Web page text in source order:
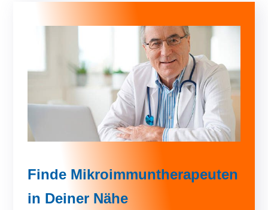
Finde Mikroimmuntherapeuten
in Deiner Nähe